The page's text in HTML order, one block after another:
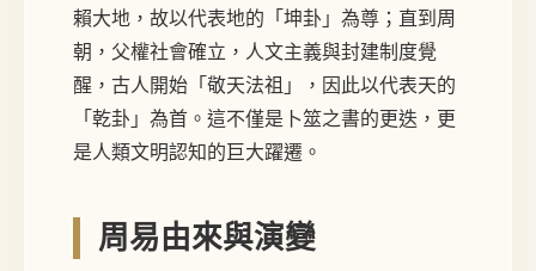
賴大地，故以代表地的「坤卦」為尊；直到周
朝，父權社會確立，人文主義與封建制度覺
醒，古人開始「敬天法祖」，因此以代表天的
「乾卦」為首。這不僅是卜筮之書的更迭，更
是人類文明認知的巨大躍遷。
周易由來與演變